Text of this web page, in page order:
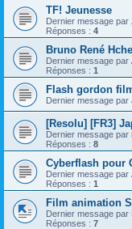
TF! Jeunesse
Dernier message par
Réponses : 4
Bruno René
Dernier message par
Réponses : 1
Flash gordon
Dernier message par
[Resolu] [FR3]
Dernier message par
Réponses : 8
Cyberflash pour
Dernier message par
Réponses : 1
Film animation
Dernier message par
Réponses : 7